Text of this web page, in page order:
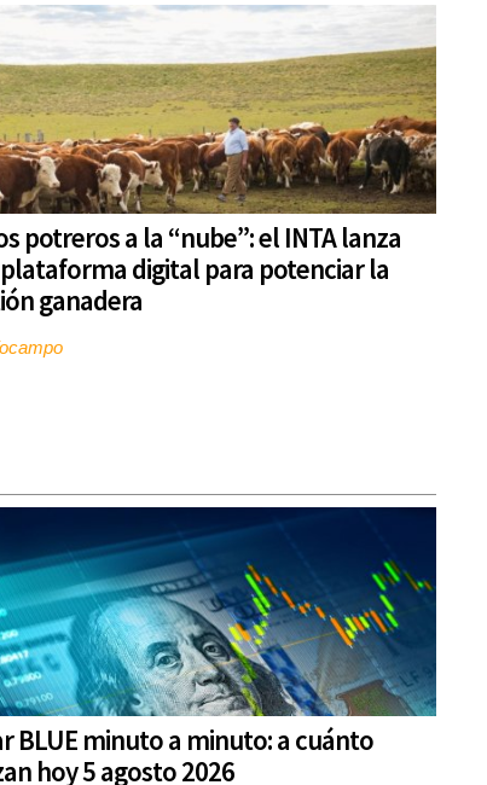
potreros a la “nube”: el INTA lanza
digital para potenciar la
ganadera
BLUE minuto a minuto: a cuánto
hoy 5 agosto 2026